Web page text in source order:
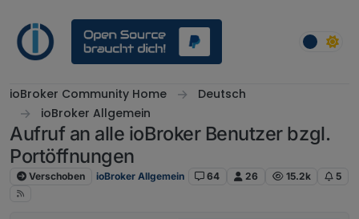
ioBroker Community Home
Deutsch
ioBroker Allgemein
Aufruf an alle ioBroker Benutzer bzgl.
Portöffnungen
Verschoben ioBroker Allgemein 64 26 15.2k 5